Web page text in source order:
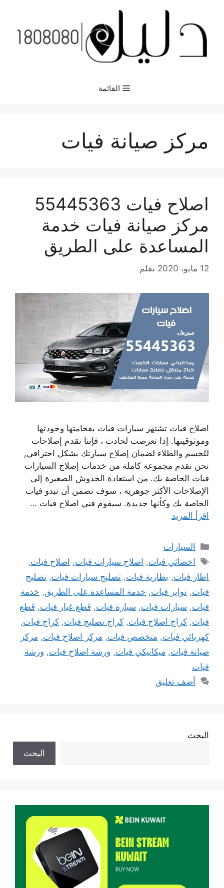
المحتوى
القائمة
مركز صيانة فيات
اصلاح فيات 55445363
مركز صيانة فيات خدمة
المساعدة على الطريق
12 مايو، 2020 بقلم
اصلاح فيات تشتهر سيارات فيات بفخامتها وجودتها
وموثوقيتها. إذا تعرضت لحادث ، فإننا نقدم إصلاحات
للجسم والطلاء لضمان إصلاح سيارتك بشكل احترافي,
نحن نقدم مجموعة كاملة من خدمات إصلاح السيارات
فيات الخاصة بك. من استعادة الخدوش الصغيرة إلى
الإصلاحات الأكثر جوهرية ، سوف نضمن أن تبدو فيات
الخاصة بك وكأنها جديدة. سيقوم فني اصلاح فيات …
اقرأ المزيد
التصنيفات
السيارات
الوسوم
اخصائي فيات, اصلاح سيارات فيات, اصلاح فيات,
اطار فيات, بطارية فيات, تصليح سيارات فيات, تصليح
فيات, تواير فيات, خدمة المساعدة على الطريق, خدمة
فيات, سيارات فيات, سيارة فيات, قطع غيار فيات, قطع
فيات, كراج اصلاح فيات, كراج تصليج فيات, كراج فيات,
كهربائي فيات, متخصص فيات, مركز اصلاح فيات, مركز
صيانة فيات, ميكانيكي فيات, ورشة اصلاح فيات, ورشة
فيات
أضف تعليق
البحث
البحث